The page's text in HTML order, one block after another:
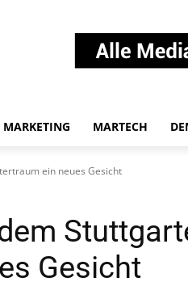
MARTECH
ein neues Gesicht
Gesicht